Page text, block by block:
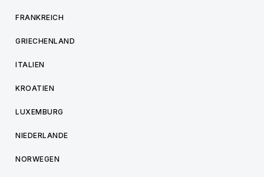
FRANKREICH
GRIECHENLAND
ITALIEN
KROATIEN
LUXEMBURG
NIEDERLANDE
NORWEGEN